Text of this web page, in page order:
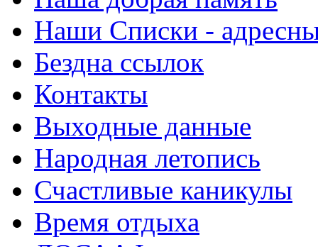
Наши Списки -
Бездна ссылок
Контакты
Выходные данные
Народная летопись
Счастливые каникулы
Время отдыха